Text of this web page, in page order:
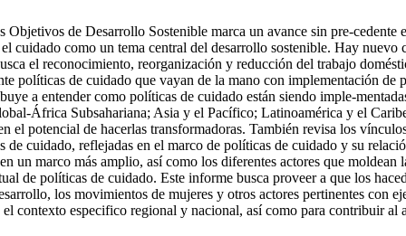
de Desarrollo Sostenible marca un avance sin pre-cedente
cuidado como un tema central del desarrollo sostenible. Hay nuevo
el reconocimiento, reorganización y reducción del trabajo
políticas de cuidado que vayan de la mano con implementación de
a entender como políticas de cuidado están siendo imple-
África Subsahariana; Asia y el Pacífico; Latinoamérica y el
el potencial de hacerlas transformadoras. También revisa los
de cuidado, reflejadas en el marco de políticas de cuidado y su
un marco más amplio, así como los diferentes actores que moldean
de políticas de cuidado. Este informe busca proveer a que los
los movimientos de mujeres y otros actores pertinentes con
contexto especifico regional y nacional, así como para contribuir al